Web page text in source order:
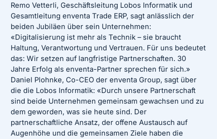
Remo Vetterli, Geschäftsleitung Lobos Informatik und
Gesamtleitung enventa Trade ERP, sagt anlässlich der
beiden Jubiläen über sein Unternehmen:
«Digitalisierung ist mehr als Technik – sie braucht
Haltung, Verantwortung und Vertrauen. Für uns bedeutet
das: Wir setzen auf langfristige Partnerschaften. 30
Jahre Erfolg als enventa-Partner sprechen für sich.»
Daniel Plohnke, Co-CEO der enventa Group, sagt über
die die Lobos Informatik: «Durch unsere Partnerschaft
sind beide Unternehmen gemeinsam gewachsen und zu
dem geworden, was sie heute sind. Der
partnerschaftliche Ansatz, der offene Austausch auf
Augenhöhe und die gemeinsamen Ziele haben die